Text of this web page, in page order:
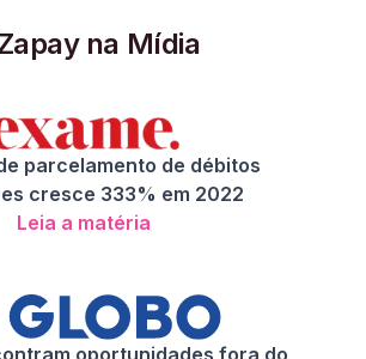
na Mídia
parcelamento de débitos
cresce 333% em 2022
Leia a matéria